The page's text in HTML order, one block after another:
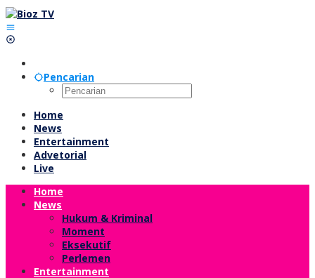
Lewati
ke
konten
Pencarian
Home
News
Entertainment
Advetorial
Live
Home
News
Hukum & Kriminal
Moment
Eksekutif
Perlemen
Entertainment